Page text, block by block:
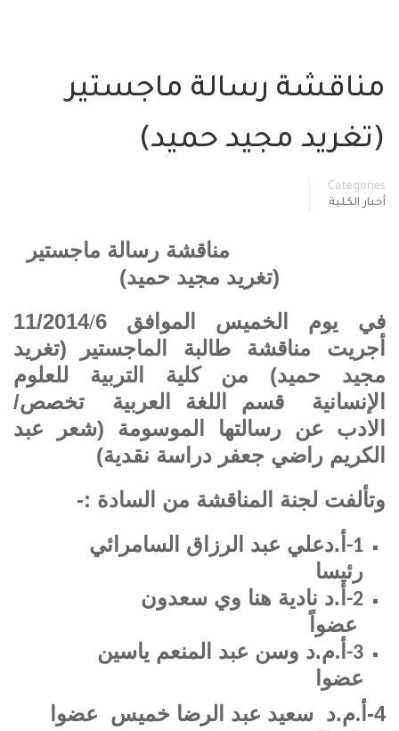
مناقشة رسالة ماجستير
(تغريد مجيد حميد)
Categories
أخبار الكلية
مناقشة رسالة ماجستير
(تغريد مجيد حميد)
في يوم الخميس الموافق 6
/
11/2014
أجريت مناقشة طالبة الماجستير
(تغريد
مجيد حميد) من كلية التربية للعلوم
الإنسانية قسم اللغة العربية تخصص/
الادب عن رسالتها الموسومة (شعر عبد
الكريم راضي جعفر دراسة نقدية)
وتألفت لجنة المناقشة من السادة :-
1-
أ.دعلي عبد الرزاق السامرائي
رئيسا
2-
أ.د نادية هنا وي سعدون
عضواً
3-
.م.د وسن عبد المنعم ياسين
عضوا
4-أ
.م.د سعيد عبد الرضا خميس عضوا